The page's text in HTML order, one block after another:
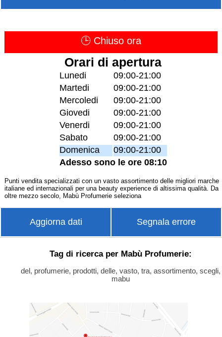
🕒 Chiuso ora
Orari di apertura
Lunedi
09:00-21:00
Martedi
09:00-21:00
Mercoledi
09:00-21:00
Giovedi
09:00-21:00
Venerdi
09:00-21:00
Sabato
09:00-21:00
Domenica
09:00-21:00
Adesso sono le ore 08:10
Punti vendita specializzati con un vasto assortimento delle migliori marche
italiane ed internazionali per una beauty experience di altissima qualità. Da
oltre mezzo secolo, Mabù Profumerie seleziona
Aggiorna dati Segnala errore
Tag di ricerca per Mabù Profumerie:
del, profumerie, prodotti, delle, vasto, tra, assortimento, scegli,
mabu